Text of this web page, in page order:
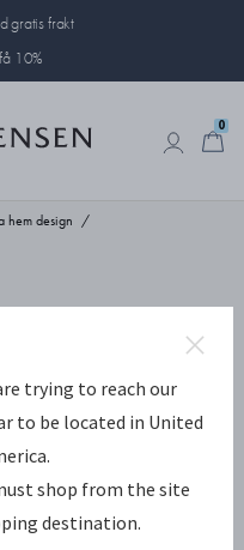
gratis frakt
10%
0
hem design
trying to reach our
to be located in United
shop from the site
destination.